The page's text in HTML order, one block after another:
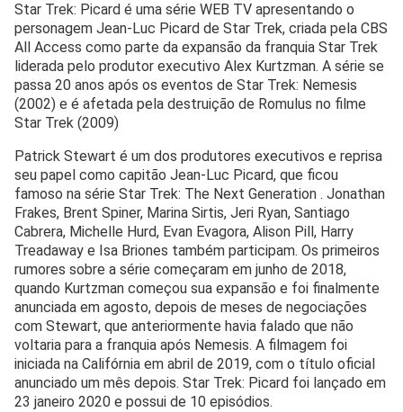
Star Trek: Picard é uma série WEB TV apresentando o
personagem Jean-Luc Picard de Star Trek, criada pela CBS
All Access como parte da expansão da franquia Star Trek
liderada pelo produtor executivo Alex Kurtzman. A série se
passa 20 anos após os eventos de Star Trek: Nemesis
(2002) e é afetada pela destruição de Romulus no filme
Star Trek (2009)
Patrick Stewart é um dos produtores executivos e reprisa
seu papel como capitão Jean-Luc Picard, que ficou
famoso na série Star Trek: The Next Generation . Jonathan
Frakes, Brent Spiner, Marina Sirtis, Jeri Ryan, Santiago
Cabrera, Michelle Hurd, Evan Evagora, Alison Pill, Harry
Treadaway e Isa Briones também participam. Os primeiros
rumores sobre a série começaram em junho de 2018,
quando Kurtzman começou sua expansão e foi finalmente
anunciada em agosto, depois de meses de negociações
com Stewart, que anteriormente havia falado que não
voltaria para a franquia após Nemesis. A filmagem foi
iniciada na Califórnia em abril de 2019, com o título oficial
anunciado um mês depois. Star Trek: Picard foi lançado em
23 janeiro 2020 e possui de 10 episódios.